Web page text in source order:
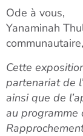
Ode à vous,
Yanaminah
Cette
partenariat de
ainsi que de
au programme